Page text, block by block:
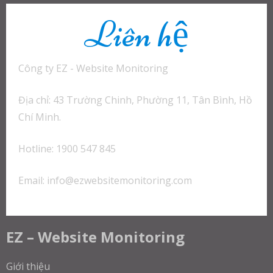
Liên hệ
Công ty EZ - Website Monitoring
Địa chỉ: 43 Trường Chinh, Phường 11, Tân Bình, Hồ
Chí Minh.
Hotline: 1900 547 845
Email: info@ezwebsitemonitoring.com
EZ – Website Monitoring
Giới thiệu